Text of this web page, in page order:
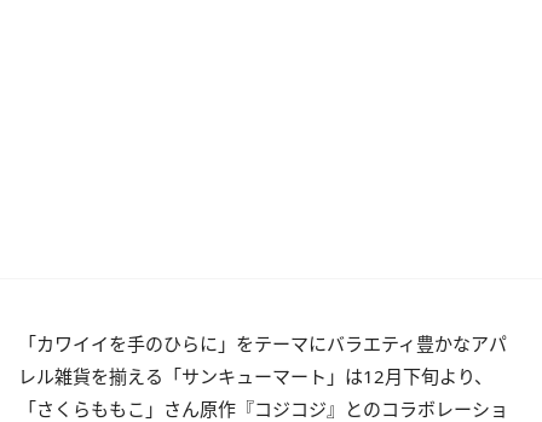
「カワイイを手のひらに」をテーマにバラエティ豊かなアパ
レル雑貨を揃える「サンキューマート」は12月下旬より、
「さくらももこ」さん原作『コジコジ』とのコラボレーショ